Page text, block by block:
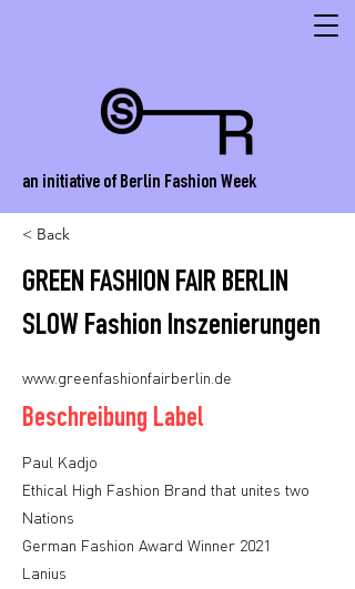
an initiative of Berlin Fashion Week
< Back
GREEN FASHION FAIR BERLIN
SLOW Fashion Inszenierungen
www.greenfashionfairberlin.de
Beschreibung Label
Paul Kadjo
Ethical High Fashion Brand that unites two
Nations
German Fashion Award Winner 2021
Lanius